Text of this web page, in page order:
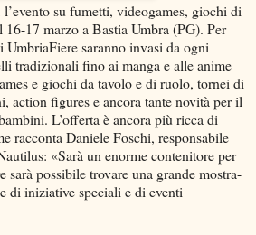
l’evento su fumetti, videogames, giochi di
17 marzo a Bastia Umbra (PG). Per
saranno invasi da ogni
tradizionali fino ai manga e alle anime
e giochi da tavolo e di ruolo, tornei di
action figures e ancora tante novità per il
L’offerta è ancora più ricca di
racconta Daniele Foschi, responsabile
«Sarà un enorme contenitore per
sarà possibile trovare una grande mostra-
di iniziative speciali e di eventi